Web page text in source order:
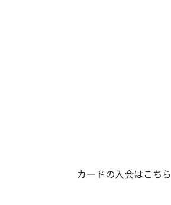
カードの入会はこちら